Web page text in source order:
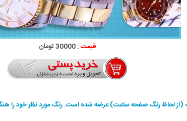
قیمت :30000 تومان
لحاظ رنگ صفحه ساعت) عرضه شده است. رنگ مورد نظر خود را